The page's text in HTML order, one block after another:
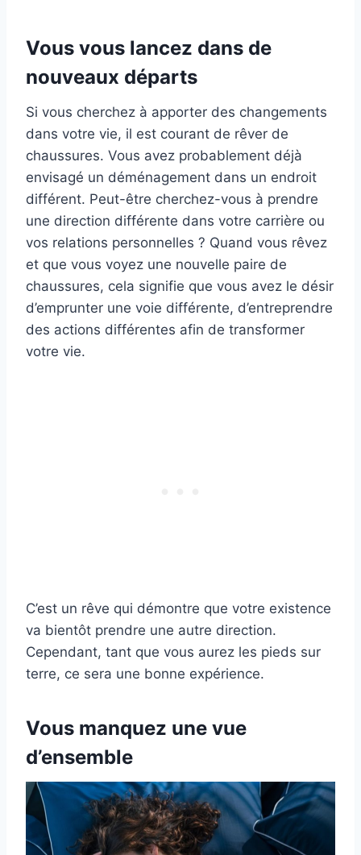
Vous vous lancez dans de
nouveaux départs
Si vous cherchez à apporter des changements
dans votre vie, il est courant de rêver de
chaussures. Vous avez probablement déjà
envisagé un déménagement dans un endroit
différent. Peut-être cherchez-vous à prendre
une direction différente dans votre carrière ou
vos relations personnelles ? Quand vous rêvez
et que vous voyez une nouvelle paire de
chaussures, cela signifie que vous avez le désir
d’emprunter une voie différente, d’entreprendre
des actions différentes afin de transformer
votre vie.
C’est un rêve qui démontre que votre existence
va bientôt prendre une autre direction.
Cependant, tant que vous aurez les pieds sur
terre, ce sera une bonne expérience.
Vous manquez une vue
d’ensemble